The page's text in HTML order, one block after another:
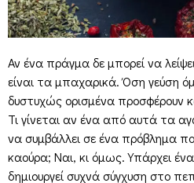
Αν ένα πράγμα δε μπορεί να
είναι τα μπαχαρικά. Όση γεύση
δυστυχώς ορισμένα προσφέρουν
Τι γίνεται αν ένα από αυτά τα
να συμβάλλει σε ένα πρόβλημα
καούρα; Ναι, κι όμως. Υπάρχει
δημιουργεί συχνά σύγχυση στο